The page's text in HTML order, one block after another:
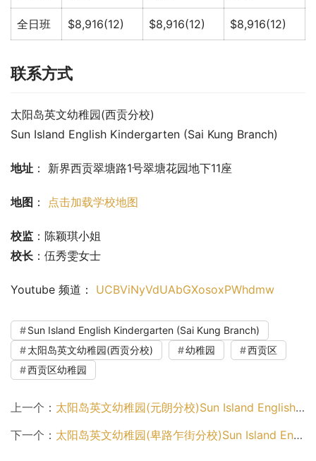
全日班 $8,916(12) $8,916(12) $8,916(12)
联系方式
太阳岛英文幼稚园(西贡分校)
Sun Island English Kindergarten (Sai Kung Branch)
地址 ： 新界西贡翠塘路1号翠塘花园地下11座
地图 ： 点击加载学校地图
校监 ：陈颖琪小姐
校长 ：伍秀雯女士
Youtube 频道： UCBViNyVdUAbGXosoxPWhdmw
Sun Island English Kindergarten (Sai Kung Branch)
太阳岛英文幼稚园(西贡分校)
幼稚园
西贡区
西贡区幼稚园
上一个： 太阳岛英文幼稚园(元朗分校)Sun Island English Kindergarten (Yuen Long Branch)（元朗区幼稚园）
下一个： 太阳岛英文幼稚园(卑路乍街分校)Sun Island English Kindergarten (Belcher Branch)（中西区幼稚园）